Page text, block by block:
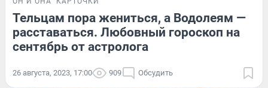
Тельцам пора жениться, а Водолеям —
расставаться. Любовный гороскоп на
сентябрь от астролога
26 августа, 2023, 17:00 909 Обсудить